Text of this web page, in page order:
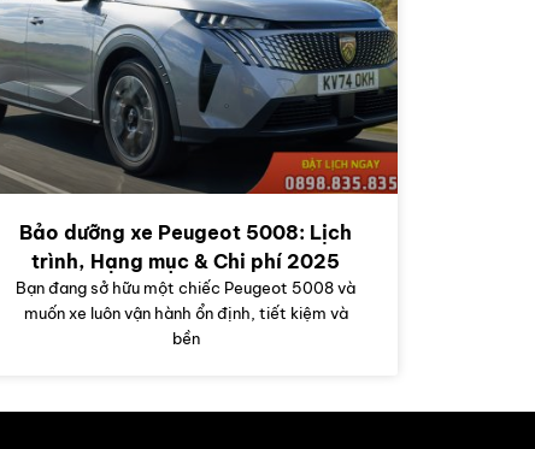
Bảo dưỡng xe Peugeot 5008: Lịch
trình, Hạng mục & Chi phí 2025
Bạn đang sở hữu một chiếc Peugeot 5008 và
muốn xe luôn vận hành ổn định, tiết kiệm và
bền